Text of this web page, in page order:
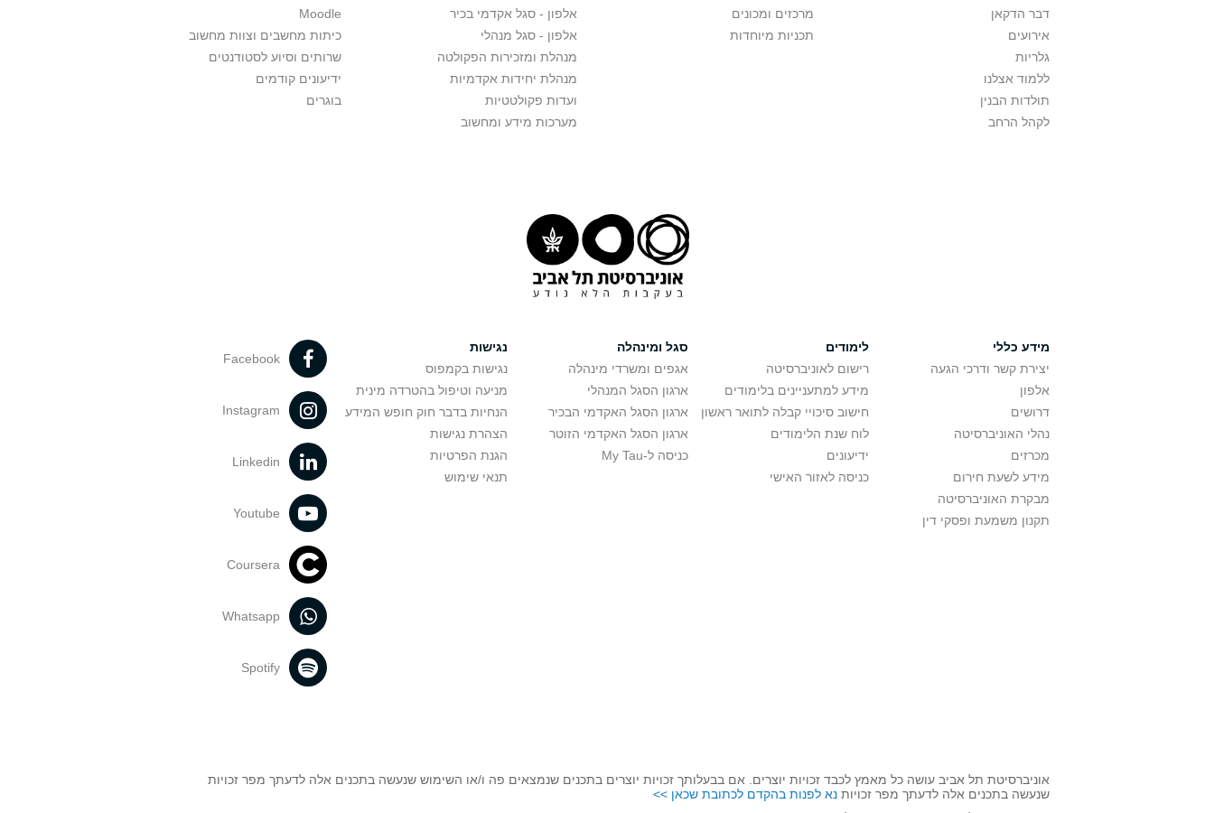
דבר הדקאן
אירועים
גלריות
ללמוד אצלנו
תולדות הבנין
לקהל הרחב
מרכזים ומכונים
תכניות מיוחדות
אלפון - סגל אקדמי בכיר
אלפון - סגל מנהלי
מנהלת ומזכירות הפקולטה
מנהלת יחידות אקדמיות
ועדות פקולטטיות
מערכות מידע ומחשוב
Moodle
כיתות מחשבים וצוות מחשוב
שרותים וסיוע לסטודנטים
ידיעונים קודמים
בוגרים
מידע כללי
יצירת קשר ודרכי הגעה
אלפון
דרושים
נהלי האוניברסיטה
מכרזים
מידע לשעת חירום
מבקרת האוניברסיטה
תקנון משמעת ופסקי דין
לימודים
רישום לאוניברסיטה
מידע למתעניינים בלימודים
חישוב סיכויי קבלה לתואר ראשון
לוח שנת הלימודים
ידיעונים
כניסה לאזור האישי
סגל ומינהלה
אגפים ומשרדי מינהלה
ארגון הסגל המנהלי
ארגון הסגל האקדמי הבכיר
ארגון הסגל האקדמי הזוטר
כניסה ל-My Tau
נגישות
נגישות בקמפוס
מניעה וטיפול בהטרדה מינית
הנחיות בדבר חוק חופש המידע
הצהרת נגישות
הגנת הפרטיות
תנאי שימוש
Facebook
Instagram
Linkedin
Youtube
Coursera
Whatsapp
Spotify
אוניברסיטת תל אביב עושה כל מאמץ לכבד זכויות יוצרים. אם בבעלותך זכויות יוצרים בתכנים שנמצאים פה ו/או השימוש שנעשה בתכנים אלה לדעתך מפר זכויות
שנעשה בתכנים אלה לדעתך מפר זכויות נא לפנות בהקדם לכתובת שכאן >>